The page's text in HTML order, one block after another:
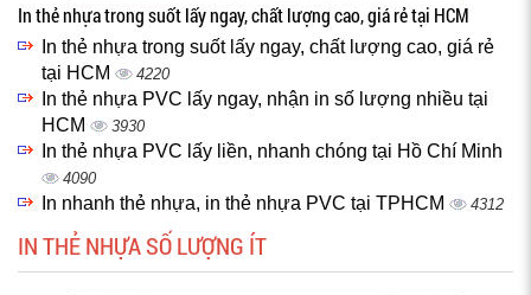
In thẻ nhựa trong suốt lấy ngay, chất lượng cao, giá rẻ tại HCM
In thẻ nhựa trong suốt lấy ngay, chất lượng cao, giá rẻ
tại HCM
4220
In thẻ nhựa PVC lấy ngay, nhận in số lượng nhiều tại
HCM
3930
In thẻ nhựa PVC lấy liền, nhanh chóng tại Hồ Chí Minh
4090
In nhanh thẻ nhựa, in thẻ nhựa PVC tại TPHCM 4312
IN THẺ NHỰA SỐ LƯỢNG ÍT